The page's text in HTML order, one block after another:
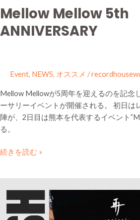
Mellow Mellow 5th
ANNIVERSARY
Event, NEWS, オススメ /
Mellow Mellowが5周年を迎えるのを記念
ーサリーイベントが開催される。 初日は
陣が、2日目は熊本を代表するイベント
る。
続きを読む »